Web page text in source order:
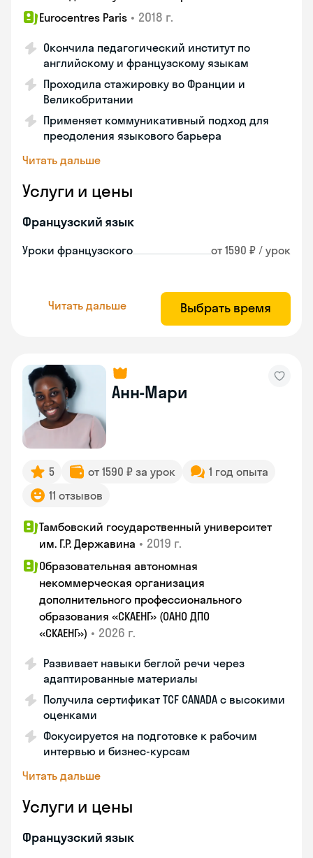
Eurocentres Paris • 2018 г.
Окончила педагогический институт по
английскому и французскому языкам
Проходила стажировку во Франции и
Великобритании
Применяет коммуникативный подход для
преодоления языкового барьера
Читать дальше
Услуги и цены
Французский язык
Уроки французского от 1590 ₽ / урок
Читать дальше Выбрать время
Анн-Мари
5 от 1590 ₽ за урок
1 год опыта
11 отзывов
Тамбовский государственный университет
им. Г.Р. Державина • 2019 г.
Образовательная автономная
некоммерческая организация
дополнительного профессионального
образования «СКАЕНГ» (ОАНО ДПО
«СКАЕНГ») • 2026 г.
Развивает навыки беглой речи через
адаптированные материалы
Получила сертификат TCF CANADA с высокими
оценками
Фокусируется на подготовке к рабочим
интервью и бизнес-курсам
Читать дальше
Услуги и цены
Французский язык